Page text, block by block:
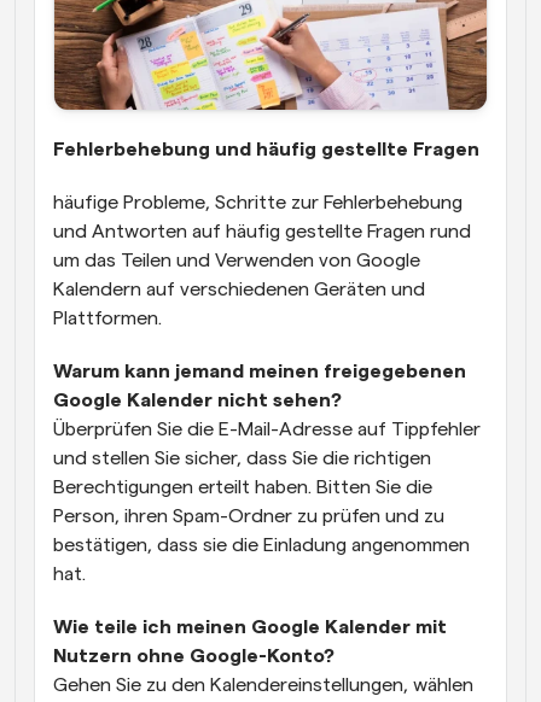
Fehlerbehebung und häufig gestellte Fragen
häufige Probleme, Schritte zur Fehlerbehebung
und Antworten auf häufig gestellte Fragen rund
um das Teilen und Verwenden von Google
Kalendern auf verschiedenen Geräten und
Plattformen.
Warum kann jemand meinen freigegebenen
Google Kalender nicht sehen?
Überprüfen Sie die E-Mail-Adresse auf Tippfehler
und stellen Sie sicher, dass Sie die richtigen
Berechtigungen erteilt haben. Bitten Sie die
Person, ihren Spam-Ordner zu prüfen und zu
bestätigen, dass sie die Einladung angenommen
hat.
Wie teile ich meinen Google Kalender mit
Nutzern ohne Google-Konto?
Gehen Sie zu den Kalendereinstellungen, wählen